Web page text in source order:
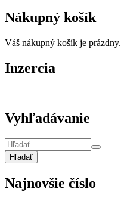
Nákupný košík
Váš nákupný košík je prázdny.
Inzercia
Vyhľadávanie
Hľadať
Najnovšie číslo